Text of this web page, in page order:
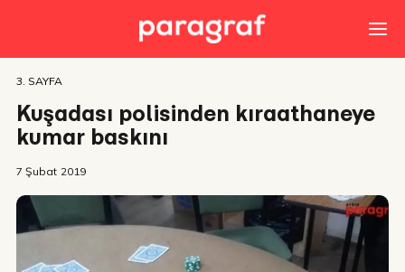
3. SAYFA
Kuşadası polisinden kıraathaneye
kumar baskını
7 Şubat 2019